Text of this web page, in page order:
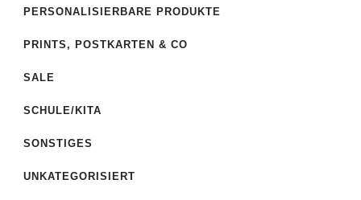
PERSONALISIERBARE PRODUKTE
PRINTS, POSTKARTEN & CO
SALE
SCHULE/KITA
SONSTIGES
UNKATEGORISIERT